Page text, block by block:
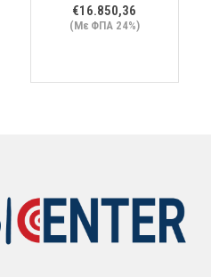
€16.850,36
(Με ΦΠΑ 24%)